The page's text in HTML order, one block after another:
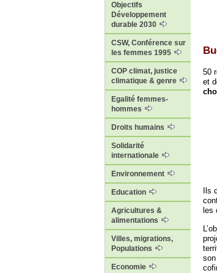
Objectifs
Développement
durable 2030
CSW, Conférence sur
les femmes 1995
COP climat, justice
climatique & genre
Egalité femmes-
hommes
Droits humains
Solidarité
internationale
Environnement
Education
Agricultures &
alimentations
Villes, migrations,
Populations
Economie
50
et
Ils
les